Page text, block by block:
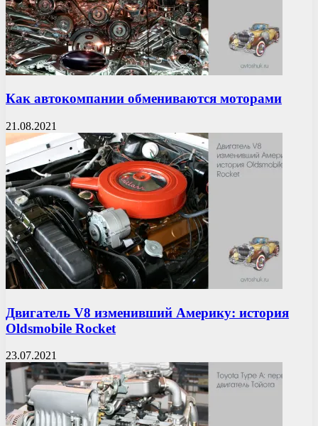
Как автокомпании обмениваются моторами
21.08.2021
Двигатель V8 изменивший Америку: история
Oldsmobile Rocket
23.07.2021